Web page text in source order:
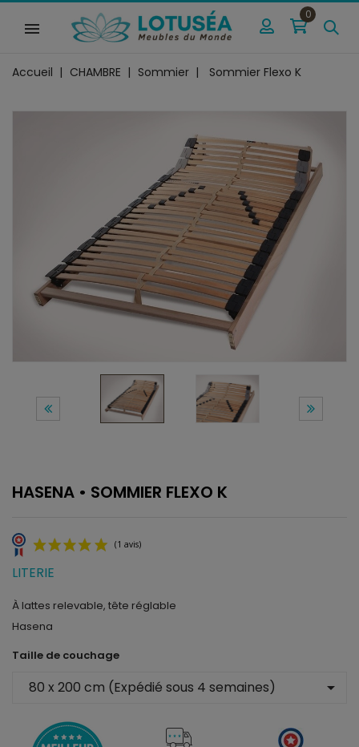
0
Accueil CHAMBRE Sommier Sommier Flexo K
HASENA • SOMMIER FLEXO K
LITERIE
À lattes relevable, tête réglable
Hasena
Taille de couchage
arrow_drop_down